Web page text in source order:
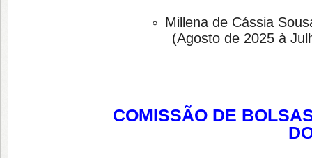
Millena de Cássia
(Agosto de 2025 à
COMISSÃO DE